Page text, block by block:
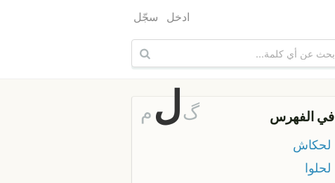
ادخل سجّل
في الفهرس گل م
لحكاش
لحلوا